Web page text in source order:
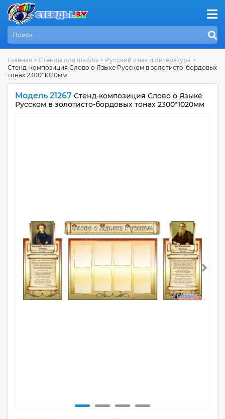
Главная > Стенды для школы > Русский язык и литература >
Стенд-композиция Слово о Языке Русском в золотисто-бордовых
тонах 2300*1020мм
Модель 21267 Стенд-композиция Слово о Языке
Русском в золотисто-бордовых тонах 2300*1020мм